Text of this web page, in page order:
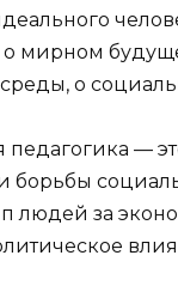
о мирном
о
педагогика —
борьбы
людей за